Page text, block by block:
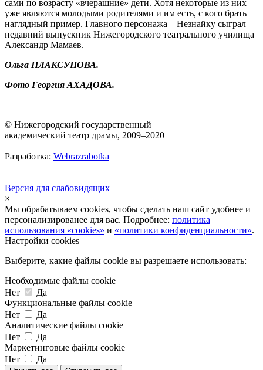
сами по возрасту «вчерашние» дети. Хотя некоторые из них
уже являются молодыми родителями и им есть, с кого брать
наглядный пример. Главного персонажа – Незнайку сыграл
недавний выпускник Нижегородского театрального училища
Александр Мамаев.
Ольга ПЛАКСУНОВА.
Фото Георгия АХАДОВА.
© Нижегородский государственный
академический театр драмы, 2009–2020
Разработка: Webrazrabotka
Версия для слабовидящих
×
Мы обрабатываем cookies, чтобы сделать наш сайт удобнее и
персонализированее для вас. Подробнее: политика
использования «cookies» и «политики конфиденциальности».
Настройки cookies
Выберите, какие файлы cookie вы разрешаете использовать:
Необходимые файлы cookie
Нет
Да
Функциональные файлы cookie
Нет
Да
Аналитические файлы cookie
Нет
Да
Маркетинговые файлы cookie
Нет
Да